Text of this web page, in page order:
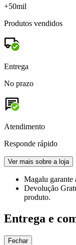
+50mil
Produtos vendidos
Entrega
No prazo
Atendimento
Responde rápido
Ver mais sobre a loja
Magalu garante
Devolução
produto.
Entrega e
Fechar